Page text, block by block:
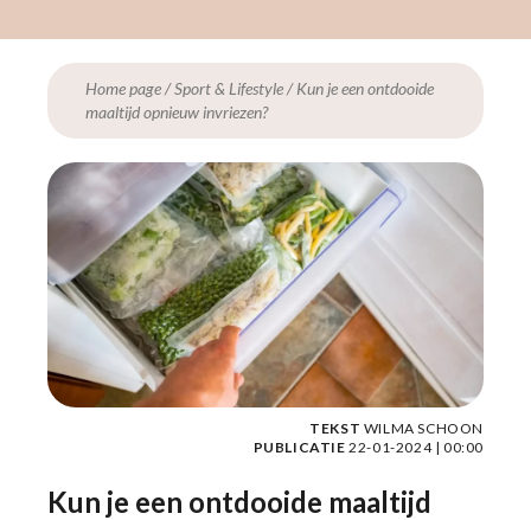
Home page/Sport & Lifestyle/Kun je een ontdooide
maaltijd opnieuw invriezen?
TEKST WILMA SCHOON
PUBLICATIE22-01-2024 | 00:00
Kun je een ontdooide maaltijd